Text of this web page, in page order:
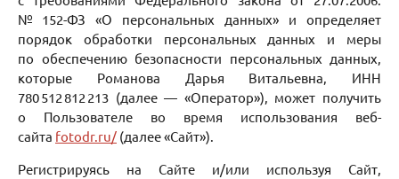
№ 152-ФЗ «О персональных данных» и определяет
порядок обработки персональных данных и меры
по обеспечению безопасности персональных данных,
которые Романова Дарья Витальевна, ИНН
780 512 812 213 (далее — «Оператор»), может получить
о Пользователе во время использования веб-
сайта fotodr.ru/ (далее «Сайт»).
Регистрируясь на Сайте и/или используя Сайт,